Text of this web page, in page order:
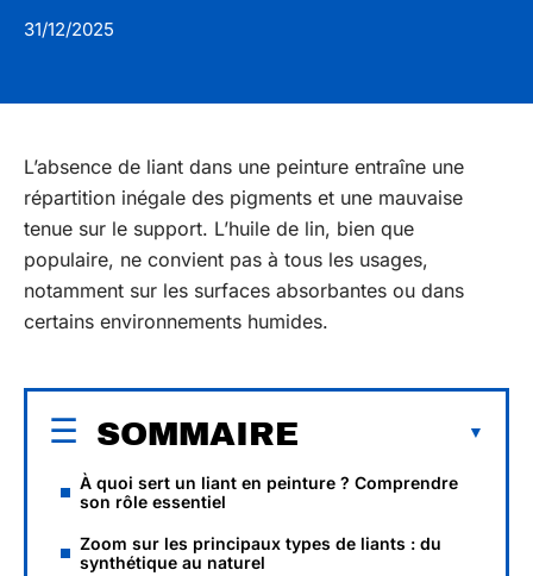
31/12/2025
L’absence de liant dans une peinture entraîne une
répartition inégale des pigments et une mauvaise
tenue sur le support. L’huile de lin, bien que
populaire, ne convient pas à tous les usages,
notamment sur les surfaces absorbantes ou dans
certains environnements humides.
SOMMAIRE
À quoi sert un liant en peinture ? Comprendre
son rôle essentiel
Zoom sur les principaux types de liants : du
synthétique au naturel